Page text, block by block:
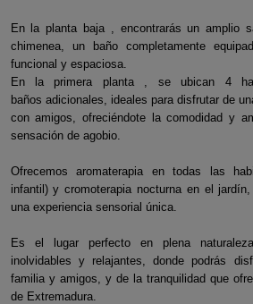
En la planta baja , encontrarás un amplio
chimenea, un baño completamente
funcional y espaciosa.
En la primera planta , se ubican 4
baños adicionales, ideales para disfrutar de
con amigos, ofreciéndote la comodidad y
sensación de agobio.
Ofrecemos aromaterapia en todas las
infantil) y cromoterapia nocturna en el
una experiencia sensorial única.
Es el lugar perfecto en plena
inolvidables y relajantes, donde podrás
familia y amigos, y de la tranquilidad que
de Extremadura.